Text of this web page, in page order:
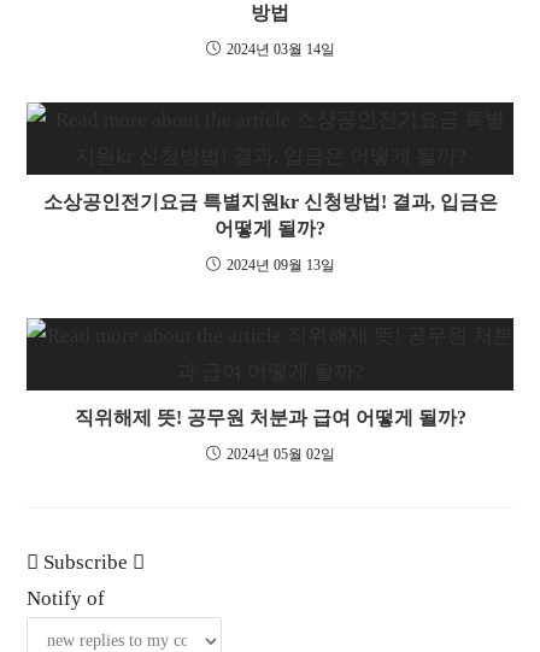
방법
2024년 03월 14일
소상공인전기요금 특별지원kr 신청방법! 결과, 입금은
어떻게 될까?
2024년 09월 13일
직위해제 뜻! 공무원 처분과 급여 어떻게 될까?
2024년 05월 02일
Subscribe
Notify of